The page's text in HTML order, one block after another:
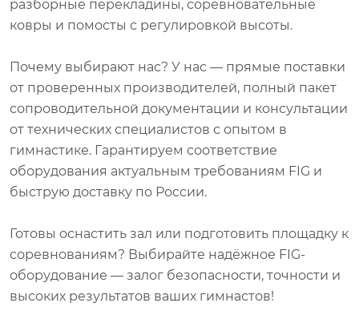
разборные перекладины, соревновательные
ковры и помосты с регулировкой высоты.
Почему выбирают нас? У нас — прямые поставки
от проверенных производителей, полный пакет
сопроводительной документации и консультации
от технических специалистов с опытом в
гимнастике. Гарантируем соответствие
оборудования актуальным требованиям FIG и
быструю доставку по России.
Готовы оснастить зал или подготовить площадку к
соревнованиям? Выбирайте надёжное FIG-
оборудование — залог безопасности, точности и
высоких результатов ваших гимнастов!